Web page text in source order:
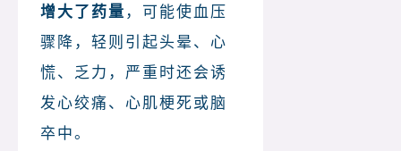
增大了药量 ，可能使血压
骤降，轻则引起头晕、心
慌、乏力，严重时还会诱
发心绞痛、心肌梗死或脑
卒中。